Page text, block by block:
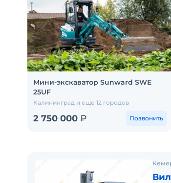
Мини-экскаватор Sunward SWE
25UF
Калининград и еще 12 городов
2 750 000 ₽ Позвонить